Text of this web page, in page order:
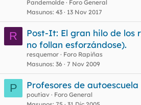
Pandemolde
Foro General
Masunos 43 13 Nov 2017
R
Post-It: El gran hilo de los
no follan esforzándose).
resquemor
Foro Rapiñas
Masunos 36 7 Nov 2009
P Profesores de autoescuela
poutiav
Foro General